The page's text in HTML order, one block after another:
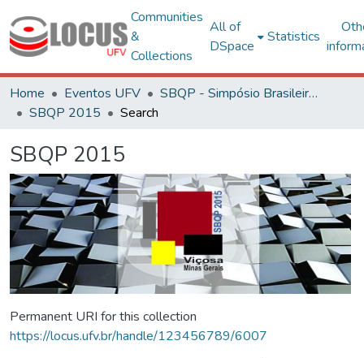
Communities
&
Collections
All of
DSpace
Statistics
Home Eventos UFV
SBQP - Simpósio Brasileiro de Qualidade do Projeto no Ambiente Construído
SBQP 2015
Search
SBQP 2015
Permanent URI for this collection
https://locus.ufv.br/handle/123456789/6007